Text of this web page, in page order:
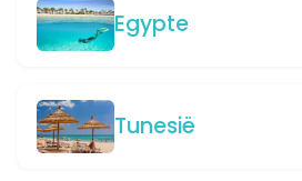
Egypte
Tunesië